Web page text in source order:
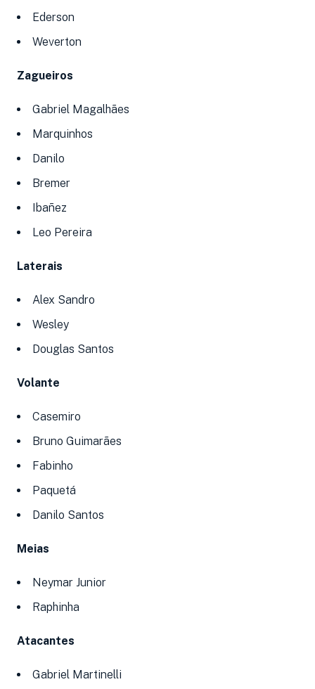
Ederson
Weverton
Zagueiros
Gabriel Magalhães
Marquinhos
Danilo
Bremer
Ibañez
Leo Pereira
Laterais
Alex Sandro
Wesley
Douglas Santos
Volante
Casemiro
Bruno Guimarães
Fabinho
Paquetá
Danilo Santos
Meias
Neymar Junior
Raphinha
Atacantes
Gabriel Martinelli